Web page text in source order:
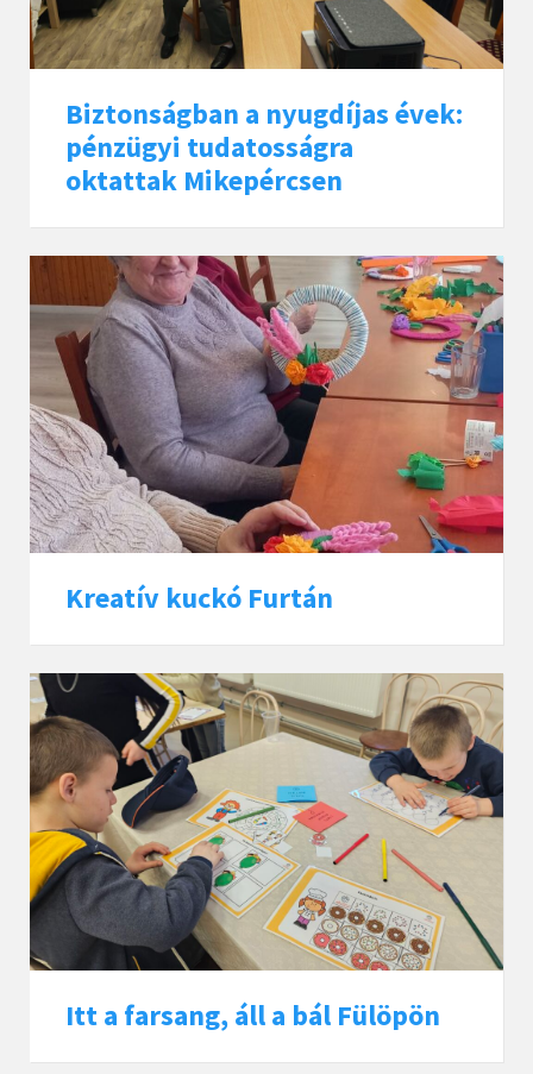
Biztonságban a nyugdíjas évek:
pénzügyi tudatosságra
oktattak Mikepércsen
Kreatív kuckó Furtán
Itt a farsang, áll a bál Fülöpön